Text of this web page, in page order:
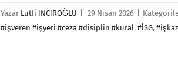
Yazar Lütfi İNCİROĞLU 29 Nisan 2026
#işveren #işyeri #ceza #disiplin #kural,#İSG,